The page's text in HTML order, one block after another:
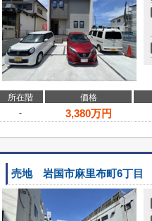
所在階 価格
-
3,380万円
売地 岩国市麻里布町6丁目